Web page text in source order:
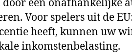
door een onafhankelijke
Voor spelers uit de
heeft, kunnen uw
inkomstenbelasting.